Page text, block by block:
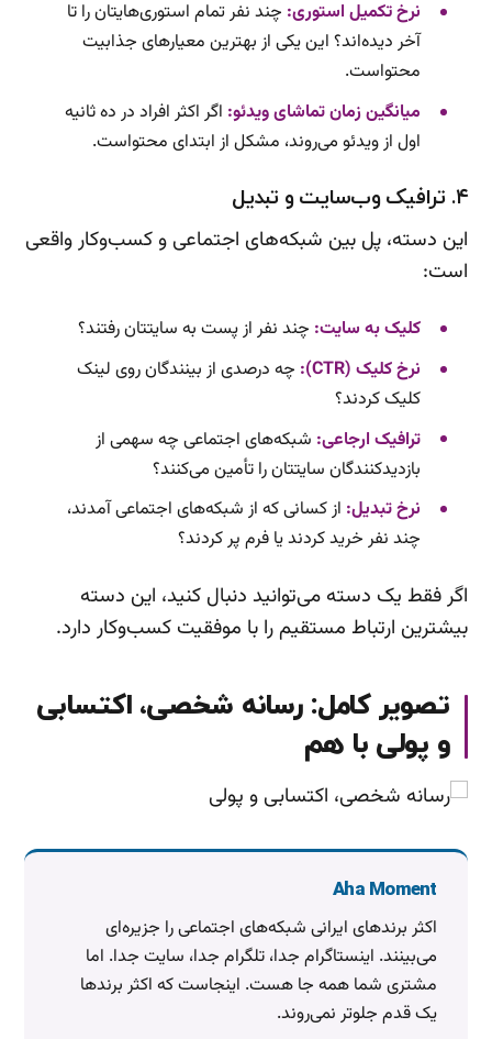
نرخ تکمیل استوری: چند نفر تمام استوری‌هایتان را تا
آخر دیده‌اند؟ این یکی از بهترین معیارهای جذابیت
محتواست.
میانگین زمان تماشای ویدئو: اگر اکثر افراد در ده ثانیه
اول از ویدئو می‌روند، مشکل از ابتدای محتواست.
۴. ترافیک وب‌سایت و تبدیل
این دسته، پل بین شبکه‌های اجتماعی و کسب‌وکار واقعی
است:
کلیک به سایت: چند نفر از پست به سایتتان رفتند؟
نرخ کلیک (CTR):
چه درصدی از بینندگان روی لینک
کلیک کردند؟
ترافیک ارجاعی: شبکه‌های اجتماعی چه سهمی از
بازدیدکنندگان سایتتان را تأمین می‌کنند؟
نرخ تبدیل: از کسانی که از شبکه‌های اجتماعی آمدند،
چند نفر خرید کردند یا فرم پر کردند؟
اگر فقط یک دسته می‌توانید دنبال کنید، این دسته
بیشترین ارتباط مستقیم را با موفقیت کسب‌وکار دارد.
تصویر کامل: رسانه شخصی، اکتسابی
و پولی با هم
Aha Moment
اکثر برندهای ایرانی شبکه‌های اجتماعی را جزیره‌ای
می‌بینند. اینستاگرام جدا، تلگرام جدا، سایت جدا. اما
مشتری شما همه جا هست. اینجاست که اکثر برندها
یک قدم جلوتر نمی‌روند.